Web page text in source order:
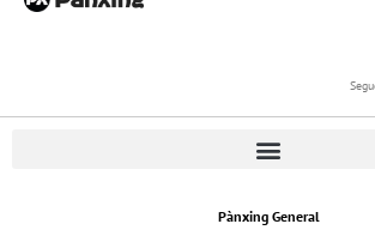
Pànxing General